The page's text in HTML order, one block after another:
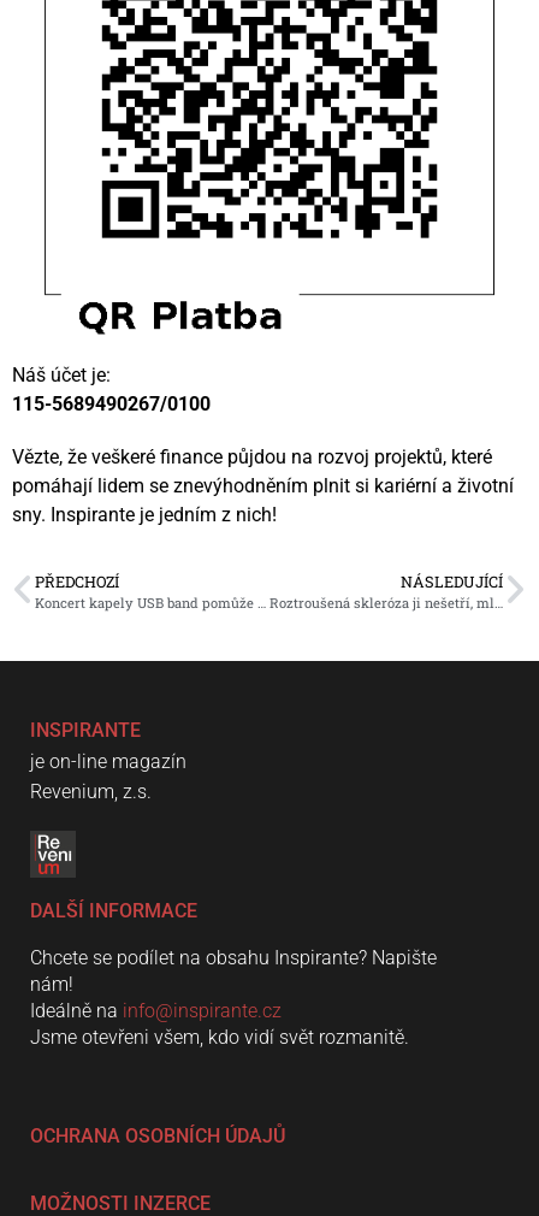
Náš účet je:
115-5689490267/0100
Vězte, že veškeré finance půjdou na rozvoj projektů, které
pomáhají lidem se znevýhodněním plnit si kariérní a životní
sny. Inspirante je jedním z nich!
PŘEDCHOZÍ NÁSLEDUJÍCÍ
INSPIRANTE
je on-line magazín
Revenium, z.s.
DALŠÍ INFORMACE
Chcete se podílet na obsahu Inspirante? Napište
nám!
Ideálně na info@inspirante.cz
Jsme otevřeni všem, kdo vidí svět rozmanitě.
OCHRANA OSOBNÍCH ÚDAJŮ
MOŽNOSTI INZERCE